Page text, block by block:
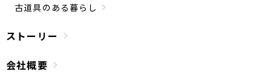
古道具のある暮らし
ストーリー
会社概要